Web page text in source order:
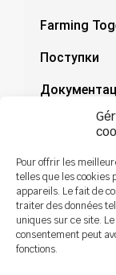
Pour offrir les
telles que les cookies
appareils. Le fait de
traiter des données
uniques sur ce site.
consentement peut
fonctions.
Farming
Поступки